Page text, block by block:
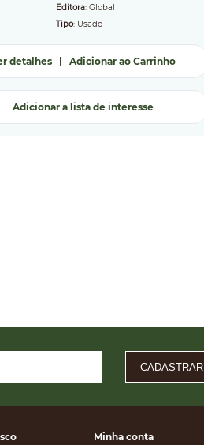
Editora: Global
Tipo: Usado
detalhes| Adicionar ao Carrinho
Adicionar a lista de interesse
CADASTRAR
Minha conta